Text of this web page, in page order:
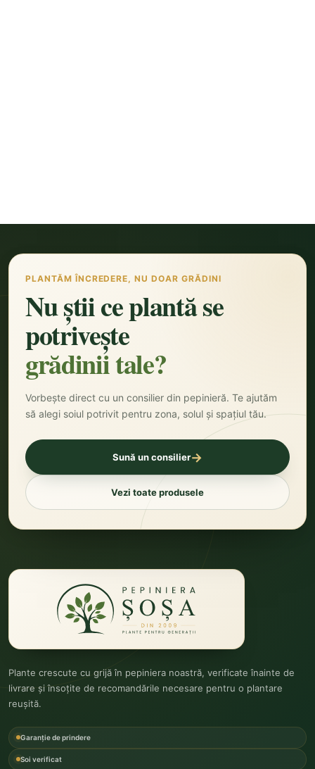
PLANTĂM ÎNCREDERE, NU DOAR GRĂDINI
Nu știi ce plantă se
potrivește
grădinii tale?
Vorbește direct cu un consilier din pepinieră. Te ajutăm
să alegi soiul potrivit pentru zona, solul și spațiul tău.
Sună un consilier→
Vezi toate produsele
Plante crescute cu grijă în pepiniera noastră, verificate înainte de
livrare și însoțite de recomandările necesare pentru o plantare
reușită.
Garanție de prindere
Soi verificat